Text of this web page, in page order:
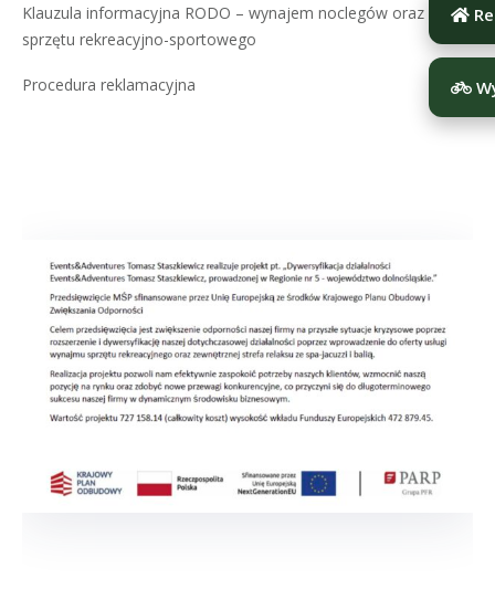
Klauzula informacyjna RODO – wynajem noclegów oraz
sprzętu rekreacyjno-sportowego
Procedura reklamacyjna